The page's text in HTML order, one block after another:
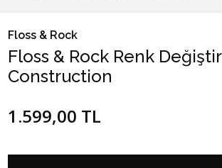
Floss & Rock
Floss & Rock Renk
Construction
1.599,00 TL